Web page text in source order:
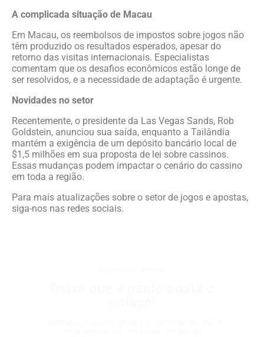
A complicada situação de Macau
Em Macau, os reembolsos de impostos sobre jogos não
têm produzido os resultados esperados, apesar do
retorno das visitas internacionais. Especialistas
comentam que os desafios econômicos estão longe de
ser resolvidos, e a necessidade de adaptação é urgente.
Novidades no setor
Recentemente, o presidente da Las Vegas Sands, Rob
Goldstein, anunciou sua saída, enquanto a Tailândia
mantém a exigência de um depósito bancário local de
$1,5 milhões em sua proposta de lei sobre cassinos.
Essas mudanças podem impactar o cenário do cassino
em toda a região.
Para mais atualizações sobre o setor de jogos e apostas,
siga-nos nas redes sociais.